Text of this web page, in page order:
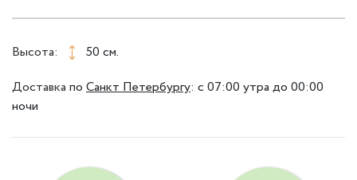
Высота:
50 см.
Доставка по Санкт Петербургу: с 07:00 утра до 00:00
ночи